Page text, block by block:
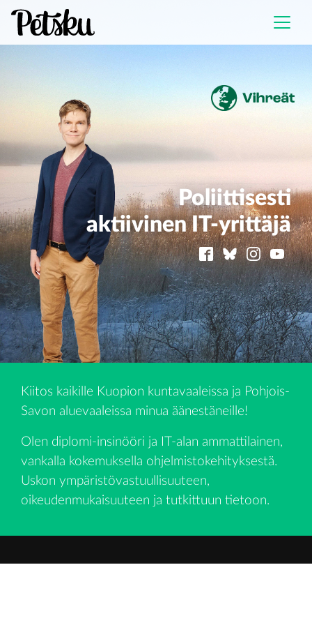
Poliittisesti
aktiivinen IT-yrittäjä
Kiitos kaikille Kuopion kuntavaaleissa ja Pohjois-
Savon aluevaaleissa minua äänestäneille!
Olen diplomi-insinööri ja IT-alan ammattilainen,
vankalla kokemuksella ohjelmistokehityksestä.
Uskon ympäristövastuullisuuteen,
oikeudenmukaisuuteen ja tutkittuun tietoon.